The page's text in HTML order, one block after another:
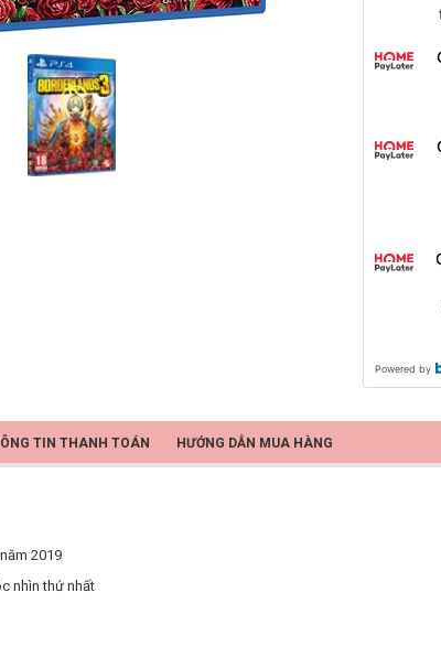
Powered by
TIN THANH TOÁN HƯỚNG DẪN MUA HÀNG
2019
nhìn thứ nhất